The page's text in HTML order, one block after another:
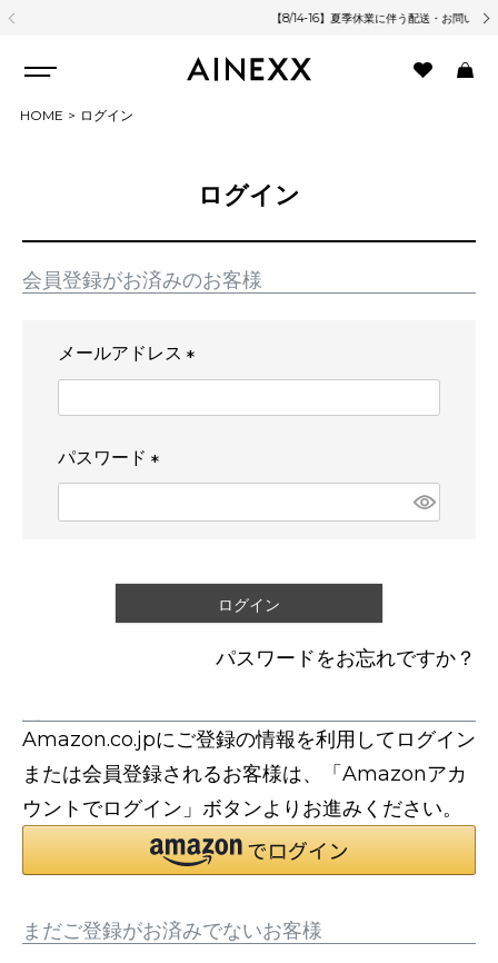
【8/14-16】夏季休業に伴う配送・お問い合わせ対応について 熊
HOME ログイン
ログイン
会員登録がお済みのお客様
メールアドレス
必
)
パスワード
必
)
ログイン
パスワードをお忘れですか？
Amazon.co.jpにご登録の情報を利用してログイン
または会員登録されるお客様は、「Amazonアカ
ウントでログイン」ボタンよりお進みください。
まだご登録がお済みでないお客様